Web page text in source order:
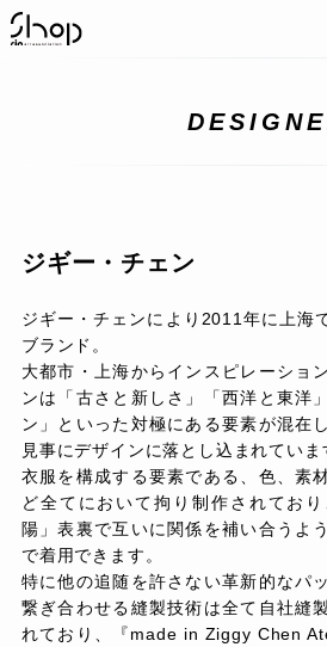
ジギー・チェン
ジギー・チェンにより2011年に上海
ブランド。
大都市・上海からインスピレーショ
ンは「古さと新しさ」「西洋と東洋
ン」といった対極にある要素が混在
見事にデザインに落とし込まれていま
衣服を構成する要素である、色、素
ど全てにおいて拘り制作されてお
陽」表裏で互いに関係を補い合うよ
で着用できます。
特に他の追随を許さない革新的なパ
繋ぎ合わせる縫製技術は全て自社縫
れており、『made in Ziggy Chen